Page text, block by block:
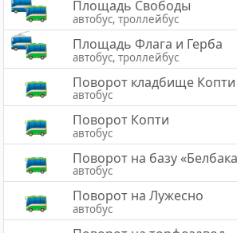
Площадь Свободы
автобус, троллейбус
Площадь Флага и Герба
автобус, троллейбус
Поворот кладбище Копти
автобус
Поворот Копти
автобус
Поворот на базу
автобус
Поворот на Лужесно
автобус